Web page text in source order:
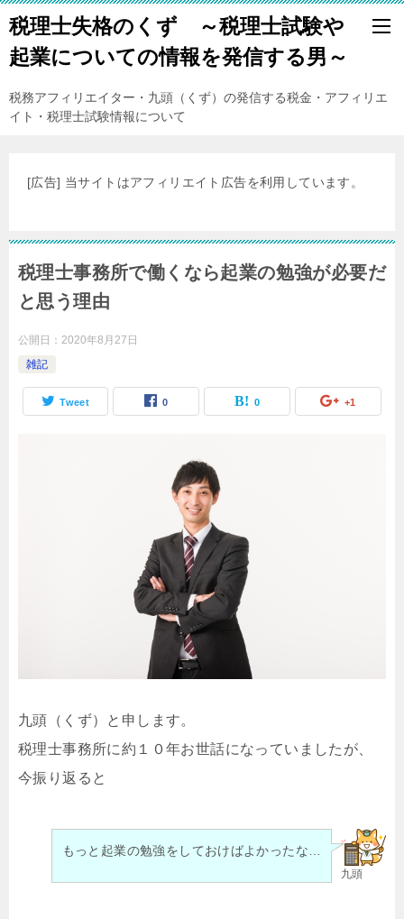
税理士失格のくず ～税理士試験や
起業についての情報を発信する男～
税務アフィリエイター・九頭（くず）の発信する税金・アフィリエ
イト・税理士試験情報について
[広告] 当サイトはアフィリエイト広告を利用しています。
税理士事務所で働くなら起業の勉強が必要だ
と思う理由
公開日： 2020年8月27日
雑記
Tweet 0 0 +1
九頭（くず）と申します。
税理士事務所に約１０年お世話になっていましたが、
今振り返ると
九頭
もっと起業の勉強をしておけばよかったな…